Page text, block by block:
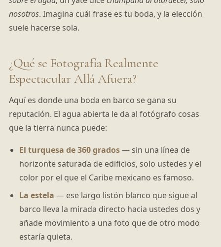
nosotros. Imagina cuál frase es tu boda, y la elección
suele hacerse sola.
¿Qué se Fotografía Realmente
Espectacular Allá Afuera?
Aquí es donde una boda en barco se gana su
reputación. El agua abierta le da al fotógrafo cosas
que la tierra nunca puede:
El turquesa de 360 grados— sin una línea de
horizonte saturada de edificios, solo ustedes y el
color por el que el Caribe mexicano es famoso.
La estela — ese largo listón blanco que sigue al
barco lleva la mirada directo hacia ustedes dos y
añade movimiento a una foto que de otro modo
estaría quieta.